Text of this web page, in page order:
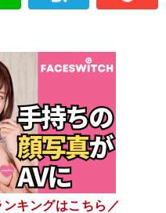
キングはこちら／